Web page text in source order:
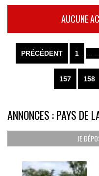
AUCUNE
PRÉCÉDENT 1 ...
157 158
ANNONCES : PAYS DE
JE